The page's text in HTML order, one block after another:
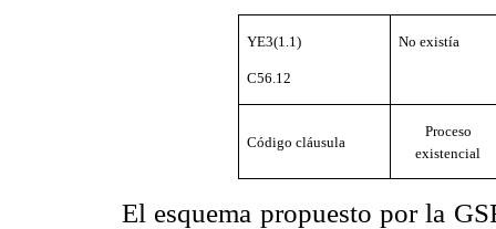
YE3(1.1)
C56.12
No existía
Código cláusula
Proceso
existencial
El esquema propuesto por la